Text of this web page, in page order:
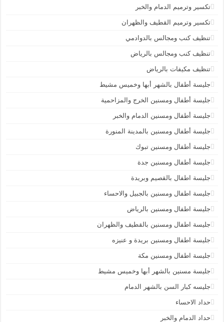
تكسير وترميم الدمام والخبر
تكسير وترميم القطيف والظهران
تنظيف كنب ومجالس بالدوادمي
تنظيف كنب ومجالس بالرياض
تنظيف مكيفات بالرياض
جليسة أطفال بالشهر أبها وخميس مشيط
جليسة أطفال ومسنين الخرج والمزاحمية
جليسة أطفال ومسنين الدمام والخبر
جليسة أطفال ومسنين بالمدينة المنورة
جليسة أطفال ومسنين تبوك
جليسة أطفال ومسنين جدة
جليسة اطفال بالقصيم وبريدة
جليسة اطفال ومسنين بالجبيل والاحساء
جليسة اطفال ومسنين بالرياض
جليسة اطفال ومسنين بالقطيف والظهران
جليسة اطفال ومسنين بريدة و عنيزه
جليسة اطفال ومسنين مكة
جليسة مسنين بالشهر أبها وخميس مشيط
جليسه كبار السن بالشهر الدمام
حداد الاحساء
حداد الدمام والخبر